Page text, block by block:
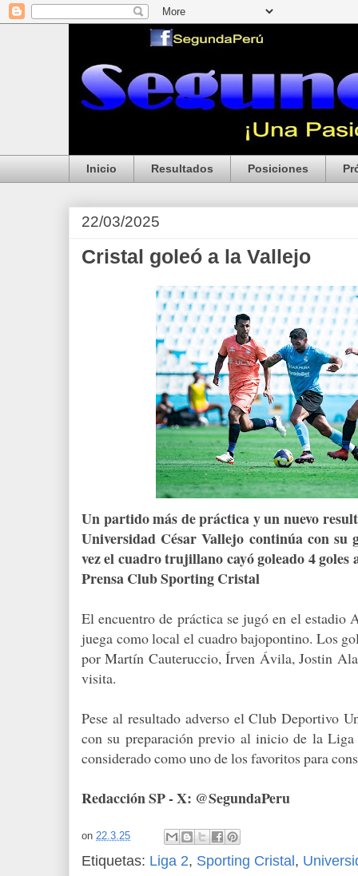
Inicio Resultados Posiciones
22/03/2025
Cristal goleó a la Vallejo
Un partido más de práctica y un nuevo
Universidad César Vallejo continúa con su
vez el cuadro trujillano cayó goleado 4
Prensa Club Sporting Cristal
El encuentro de práctica se jugó en el estadio
juega como local el cuadro bajopontino. Los
por Martín Cauteruccio, Írven Ávila, Jostin
visita.
Pese al resultado adverso el Club Deportivo
con su preparación previo al inicio de la
considerado como uno de los favoritos para
Redacción SP - X: @SegundaPeru
on 22.3.25
Etiquetas: Liga 2, Sporting Cristal,